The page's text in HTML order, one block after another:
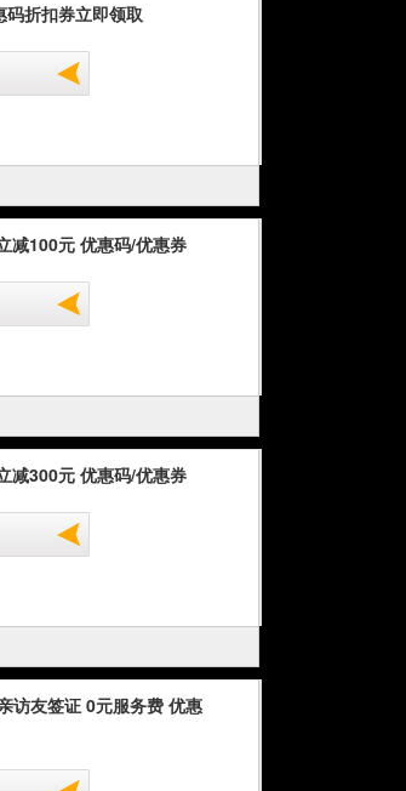
折扣券立即领取
减100元 优惠码/优惠券
减300元 优惠码/优惠券
访友签证 0元服务费 优惠